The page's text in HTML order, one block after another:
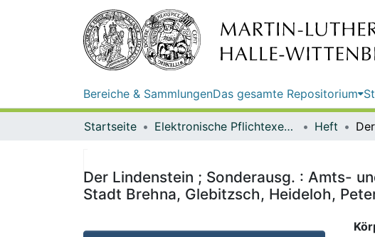
Bereiche & SammlungenDas gesamte Repositorium
Startseite Elektronische Pflichtexemplare Heft
Der Lindenstein ; Sonderausg. : Amts-
Stadt Brehna, Glebitzsch, Heideloh,